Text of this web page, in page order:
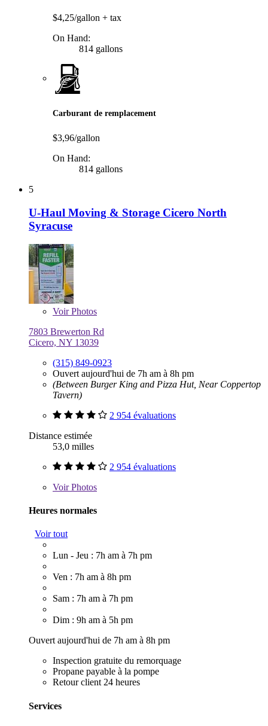
$4,25/gallon + tax
On Hand:
814 gallons
Carburant de remplacement
$3,96/gallon
On Hand:
814 gallons
5
U-Haul Moving & Storage Cicero North
Syracuse
VoirPhotos
7803 Brewerton Rd
Cicero, NY 13039
(315) 849-0923
Ouvert aujourd'hui de 7h am à 8h pm
(Between Burger King and Pizza Hut, Near Coppertop
Tavern)
2 954 évaluations
Distance estimée
53,0 milles
2 954 évaluations
VoirPhotos
Heures normales
Voir tout
Lun - Jeu : 7h am à 7h pm
Ven : 7h am à 8h pm
Sam : 7h am à 7h pm
Dim : 9h am à 5h pm
Ouvert aujourd'hui de 7h am à 8h pm
Inspection gratuite du remorquage
Propane payable à la pompe
Retour client 24 heures
Services